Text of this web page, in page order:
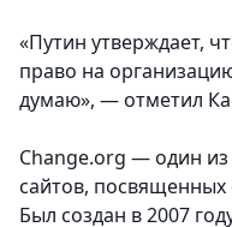
«Путин утверждает,
право на
думаю», — отметил
Change.org — один
сайтов,
Был создан в 2007